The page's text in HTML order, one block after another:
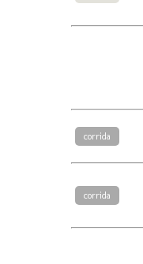
corrida
corrida